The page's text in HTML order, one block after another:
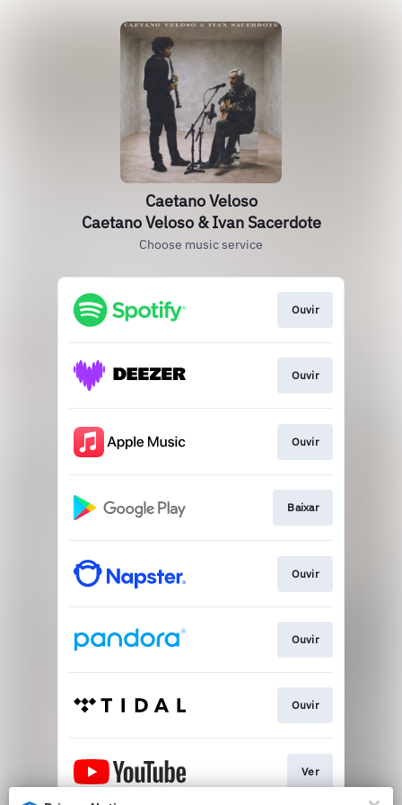
Caetano Veloso
Caetano Veloso & Ivan Sacerdote
Choose music service
Ouvir
Ouvir
Ouvir
Baixar
Ouvir
Ouvir
Ouvir
Ver